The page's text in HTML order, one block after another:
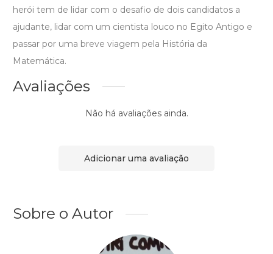
herói tem de lidar com o desafio de dois candidatos a
ajudante, lidar com um cientista louco no Egito Antigo e
passar por uma breve viagem pela História da
Matemática.
Avaliações
Não há avaliações ainda.
Adicionar uma avaliação
Sobre o Autor